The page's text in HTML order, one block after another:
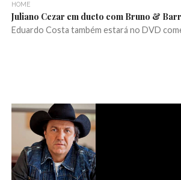
HOME
Juliano Cezar em dueto com Bruno &
Eduardo Costa também estará no DVD